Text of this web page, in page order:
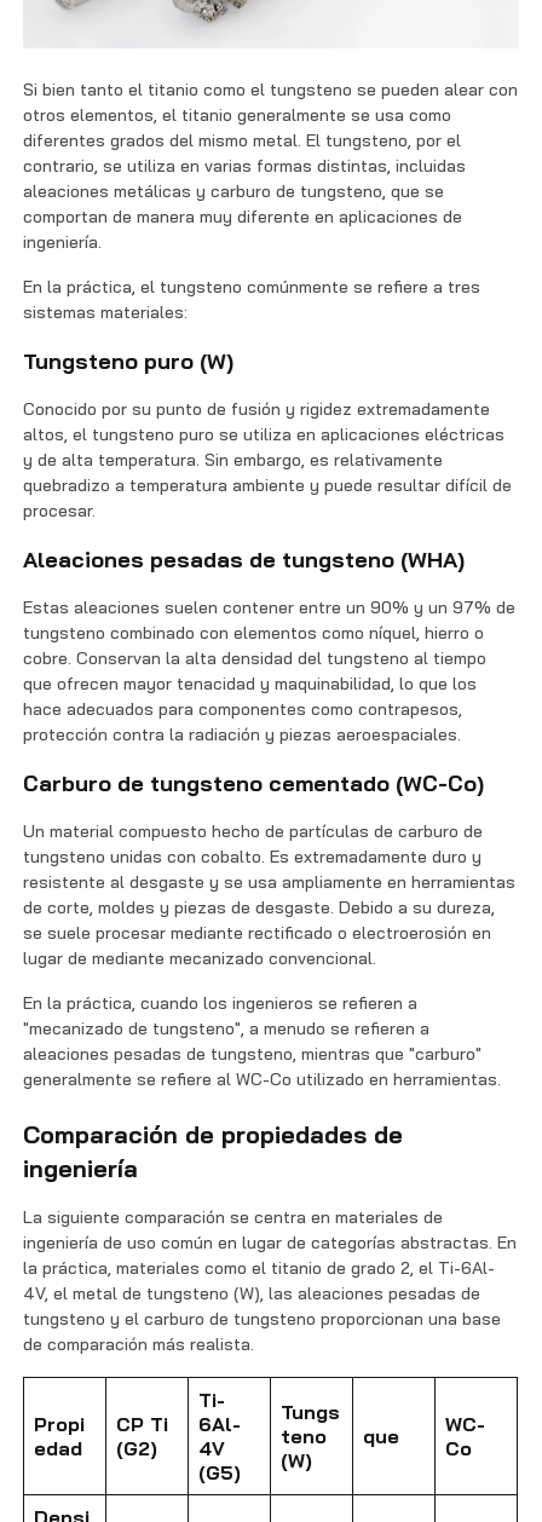
Si bien tanto el titanio como el tungsteno se pueden alear con
otros elementos, el titanio generalmente se usa como
diferentes grados del mismo metal. El tungsteno, por el
contrario, se utiliza en varias formas distintas, incluidas
aleaciones metálicas y carburo de tungsteno, que se
comportan de manera muy diferente en aplicaciones de
ingeniería.
En la práctica, el tungsteno comúnmente se refiere a tres
sistemas materiales:
Tungsteno puro (W)
Conocido por su punto de fusión y rigidez extremadamente
altos, el tungsteno puro se utiliza en aplicaciones eléctricas
y de alta temperatura. Sin embargo, es relativamente
quebradizo a temperatura ambiente y puede resultar difícil de
procesar.
Aleaciones pesadas de tungsteno (WHA)
Estas aleaciones suelen contener entre un 90% y un 97% de
tungsteno combinado con elementos como níquel, hierro o
cobre. Conservan la alta densidad del tungsteno al tiempo
que ofrecen mayor tenacidad y maquinabilidad, lo que los
hace adecuados para componentes como contrapesos,
protección contra la radiación y piezas aeroespaciales.
Carburo de tungsteno cementado (WC-Co)
Un material compuesto hecho de partículas de carburo de
tungsteno unidas con cobalto. Es extremadamente duro y
resistente al desgaste y se usa ampliamente en herramientas
de corte, moldes y piezas de desgaste. Debido a su dureza,
se suele procesar mediante rectificado o electroerosión en
lugar de mediante mecanizado convencional.
En la práctica, cuando los ingenieros se refieren a
"mecanizado de tungsteno", a menudo se refieren a
aleaciones pesadas de tungsteno, mientras que "carburo"
generalmente se refiere al WC-Co utilizado en herramientas.
Comparación de propiedades de
ingeniería
La siguiente comparación se centra en materiales de
ingeniería de uso común en lugar de categorías abstractas. En
la práctica, materiales como el titanio de grado 2, el Ti-6Al-
4V, el metal de tungsteno (W), las aleaciones pesadas de
tungsteno y el carburo de tungsteno proporcionan una base
de comparación más realista.
Propi
edad
CP Ti
(G2)
Ti-
6Al-
4V
(G5)
Tungs
teno
(W)
que
WC-
Co